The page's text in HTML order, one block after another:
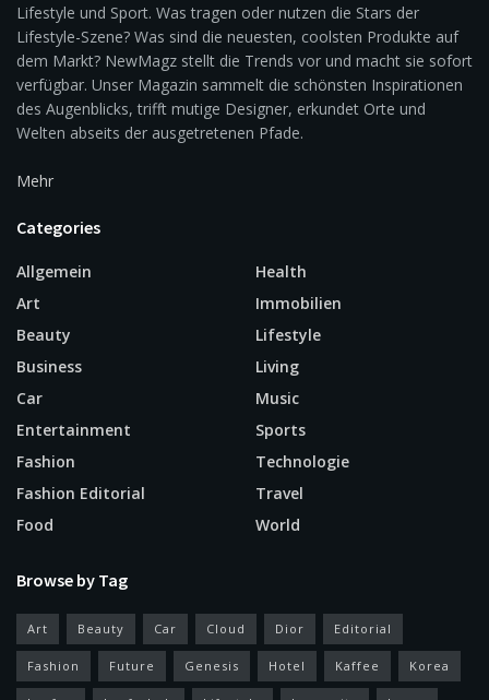
Lifestyle und Sport. Was tragen oder nutzen die Stars der
Lifestyle-Szene? Was sind die neuesten, coolsten Produkte auf
dem Markt? NewMagz stellt die Trends vor und macht sie sofort
verfügbar. Unser Magazin sammelt die schönsten Inspirationen
des Augenblicks, trifft mutige Designer, erkundet Orte und
Welten abseits der ausgetretenen Pfade.
Mehr
Categories
Allgemein
Art
Beauty
Business
Car
Entertainment
Fashion
Fashion Editorial
Food
Health
Immobilien
Lifestyle
Living
Music
Sports
Technologie
Travel
World
Browse by Tag
Art Beauty Car Cloud Dior Editorial
Fashion Future Genesis Hotel Kaffee Korea